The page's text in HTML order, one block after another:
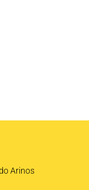
Arinos